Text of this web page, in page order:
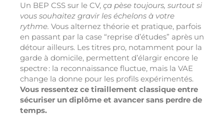
Un BEP CSS sur le CV, ça pèse toujours, surtout si
vous souhaitez gravir les échelons à votre
rythme. Vous alternez théorie et pratique, parfois
en passant par la case “reprise d’études” après un
détour ailleurs. Les titres pro, notamment pour la
garde à domicile, permettent d’élargir encore le
spectre : la reconnaissance fluctue, mais la VAE
change la donne pour les profils expérimentés.
Vous ressentez ce tiraillement classique entre
sécuriser un diplôme et avancer sans perdre de
temps.